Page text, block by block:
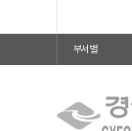
부서별